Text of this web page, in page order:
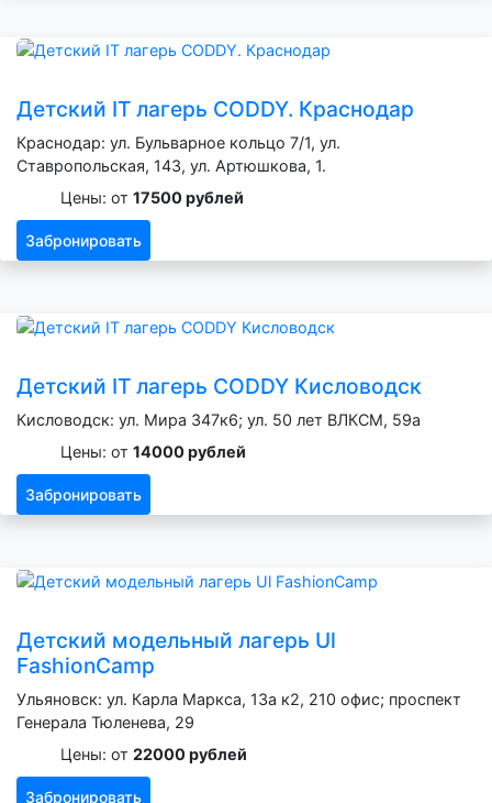
Детский IT лагерь CODDY. Краснодар
Краснодар: ул. Бульварное кольцо 7/1, ул.
Ставропольская, 143, ул. Артюшкова, 1.
Цены: от 17500 рублей
Забронировать
Детский IT лагерь CODDY Кисловодск
Кисловодск: ул. Мира 347к6; ул. 50 лет ВЛКСМ, 59а
Цены: от 14000 рублей
Забронировать
Детский модельный лагерь Ul
FashionCamp
Ульяновск: ул. Карла Маркса, 13а к2, 210 офис; проспект
Генерала Тюленева, 29
Цены: от 22000 рублей
Забронировать